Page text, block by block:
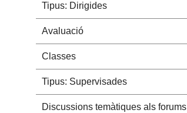
Tipus: Dirigides
Avaluació
Classes
Tipus: Supervisades
Discussions temàtiques als forums